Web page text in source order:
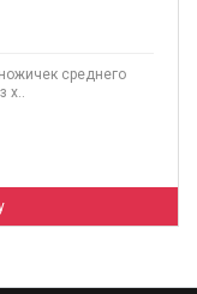
среднего
х..